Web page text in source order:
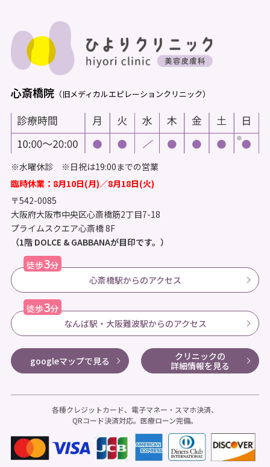
心斎橋院 （旧メディカルエピレーションクリニック）
※水曜休診 ※日祝は19:00までの営業
臨時休業：8月10日(月)／8月18日(火)
〒542-0085
大阪府大阪市中央区心斎橋筋2丁目7-18
プライムスクエア心斎橋 8F
（1階 DOLCE & GABBANAが目印です。）
徒歩3分
心斎橋駅からのアクセス
徒歩3分
なんば駅・大阪難波駅からのアクセス
googleマップで見る
クリニックの
詳細情報を見る
各種クレジットカード、電子マネー・スマホ決済、
QRコード決済対応。医療ローン完備。